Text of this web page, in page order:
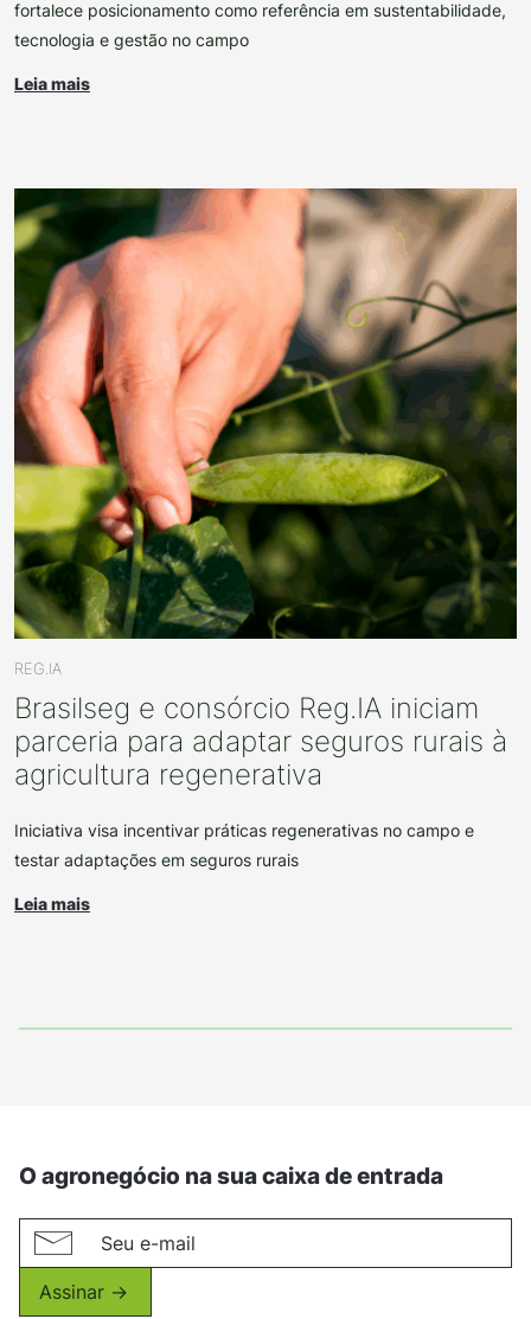
fortalece posicionamento como referência em sustentabilidade,
tecnologia e gestão no campo
Leia mais
REG.IA
Brasilseg e consórcio Reg.IA iniciam
parceria para adaptar seguros rurais à
agricultura regenerativa
Iniciativa visa incentivar práticas regenerativas no campo e
testar adaptações em seguros rurais
Leia mais
O agronegócio na sua caixa de entrada
Assinar ->